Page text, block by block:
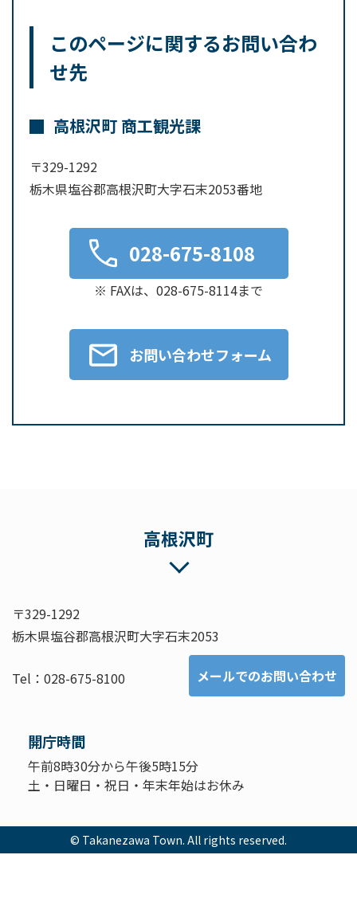
このページに関するお問い合わ
せ先
高根沢町 商工観光課
〒329-1292
栃木県塩谷郡高根沢町大字石末2053番地
028-675-8108
※ FAXは、028-675-8114まで
お問い合わせフォーム
高根沢町
〒329-1292
栃木県塩谷郡高根沢町大字石末2053
Tel：028-675-8100 メールでのお問い合わせ
開庁時間
午前8時30分から午後5時15分
土・日曜日・祝日・年末年始はお休み
© Takanezawa Town. All rights reserved.